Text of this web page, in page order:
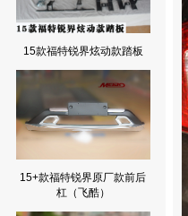
15款福特锐界炫动款踏板
15+款福特锐界原厂款前后
杠（飞酷）